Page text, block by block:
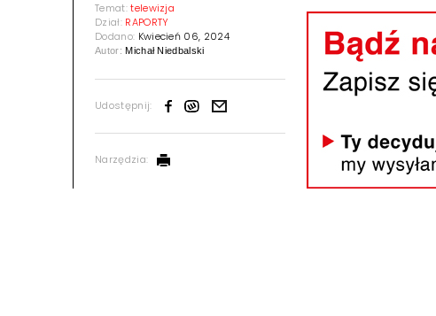
Temat:telewizja
Dział: RAPORTY
Dodano: Kwiecień 06, 2024
Autor:Michał Niedbalski
Udostępnij:
Narzędzia: